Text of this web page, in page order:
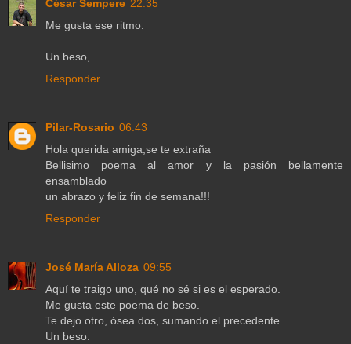
César Sempere 22:35
Me gusta ese ritmo.
Un beso,
Responder
Pilar-Rosario 06:43
Hola querida amiga,se te extraña
Bellisimo poema al amor y la pasión bellamente
ensamblado
un abrazo y feliz fin de semana!!!
Responder
José María Alloza 09:55
Aquí te traigo uno, qué no sé si es el esperado.
Me gusta este poema de beso.
Te dejo otro, ósea dos, sumando el precedente.
Un beso.